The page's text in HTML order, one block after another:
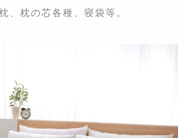
、枕の芯各種、寝袋等。